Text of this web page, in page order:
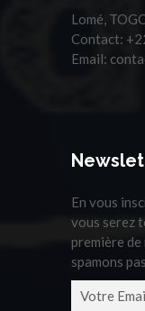
Lomé,
Contact:
Email:
En vous
vous serez
première
spamons